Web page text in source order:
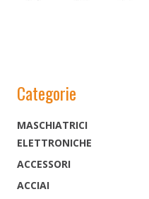
Categorie
MASCHIATRICI
ELETTRONICHE
ACCESSORI
ACCIAI